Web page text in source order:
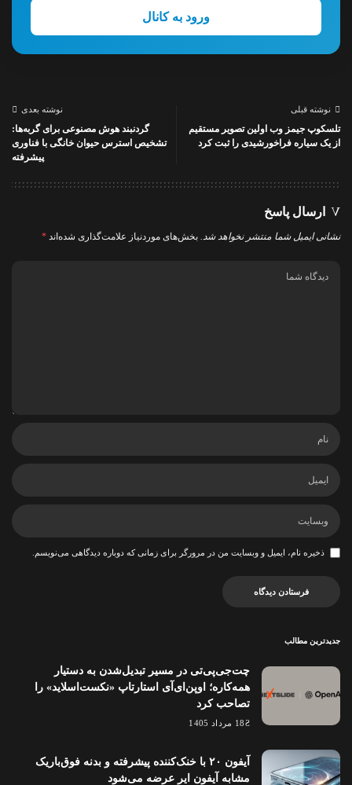
ورود به کانال
نوشته قبلی
تلسکوپ جیمز وب اولین تصویر مستقیم
از یک سیاره فراخورشیدی را ثبت کرد
نوشته بعدی
گردنبند هوش مصنوعی برای گربه‌ها:
تشخیص استرس حیوان خانگی با فناوری
پیشرفته
ارسال پاسخ
نشانی ایمیل شما منتشر نخواهد شد. بخش‌های موردنیاز علامت‌گذاری شده‌اند *
ذخیره نام، ایمیل و وبسایت من در مرورگر برای زمانی که دوباره دیدگاهی می‌نویسم.
جدیدترین مطالب
چت‌جی‌پی‌تی در مسیر تبدیل‌شدن به دستیار
همه‌کاره؛ اوپن‌ای‌آی استارتاپ «نکست‌اسلاید» را
تصاحب کرد
18 مرداد 1405
آیفون ۲۰ با خنک‌کننده پیشرفته و بدنه فوق‌باریک
مشابه آیفون ایر عرضه می‌شود